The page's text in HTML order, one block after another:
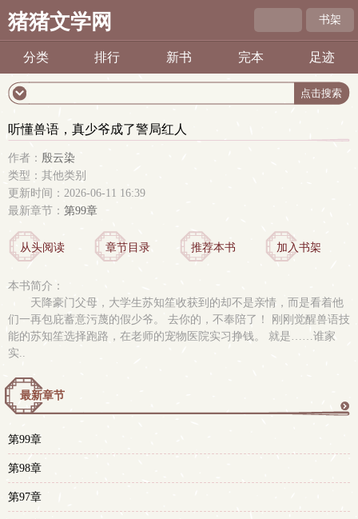
猪猪文学网 书架
分类 排行 新书 完本 足迹
听懂兽语，真少爷成了警局红人
作者： 殷云染
类型：其他类别
更新时间：2026-06-11 16:39
最新章节： 第99章
从头阅读 章节目录 推荐本书 加入书架
本书简介：
天降豪门父母，大学生苏知笙收获到的却不是亲情，而是看着他
们一再包庇蓄意污蔑的假少爷。 去你的，不奉陪了！ 刚刚觉醒兽语技
能的苏知笙选择跑路，在老师的宠物医院实习挣钱。 就是……谁家
实..
最新章节
第99章
第98章
第97章